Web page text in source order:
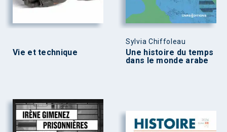
Vie et technique
Sylvia Chiffoleau
Une histoire du temps
dans le monde arabe